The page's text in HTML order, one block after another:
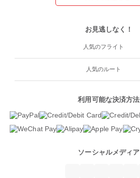
お見逃しなく！
人気のフライト
人気のルート
利用可能な決済方法
ソーシャルメディア